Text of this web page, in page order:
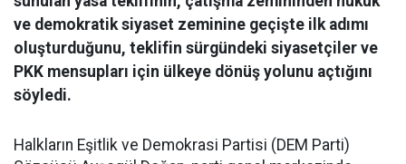
ve demokratik siyaset zeminine geçişte ilk adımı
oluşturduğunu, teklifin sürgündeki siyasetçiler ve
PKK mensupları için ülkeye dönüş yolunu açtığını
söyledi.
Halkların Eşitlik ve Demokrasi Partisi (DEM Parti)